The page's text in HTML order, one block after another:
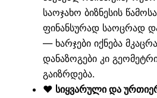
საოჯახო ბიზნესის
ფინანსურად საოცრად
— ხარჯები იქნება
დანაზოგები კი
გაიზრდება.
❤️ სიყვარული და